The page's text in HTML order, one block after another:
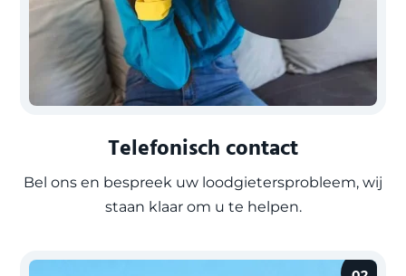
Telefonisch contact
Bel ons en bespreek uw loodgietersprobleem, wij
staan klaar om u te helpen.